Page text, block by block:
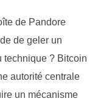
de Pandore
de geler un
technique ? Bitcoin
autorité centrale
un mécanisme